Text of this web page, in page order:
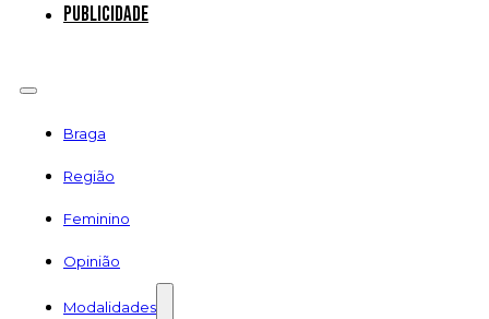
Publicidade
Braga
Região
Feminino
Opinião
Modalidades